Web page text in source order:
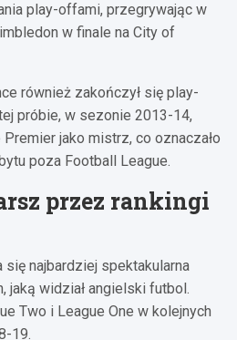
play-offami, przegrywając w
w finale na City of
również zakończył się play-
próbie, w sezonie 2013-14,
Premier jako mistrz, co oznaczało
poza Football League.
przez rankingi
się najbardziej spektakularna
jaką widział angielski futbol.
Two i League One w kolejnych
19.